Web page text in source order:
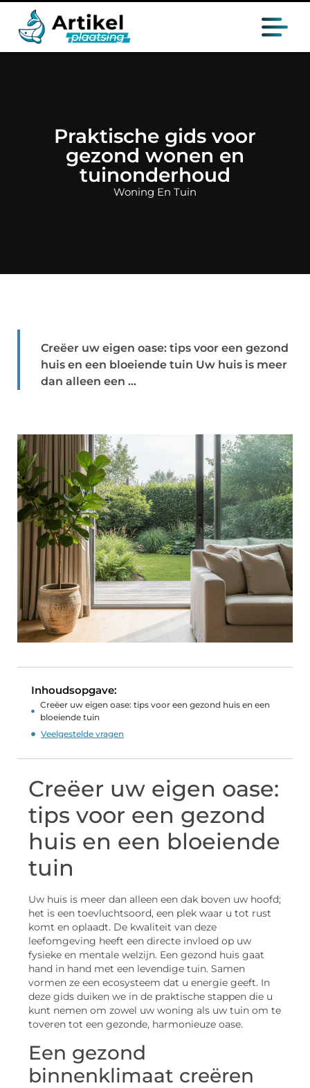
Praktische gids voor
gezond wonen en
tuinonderhoud
Woning En Tuin
Creëer uw eigen oase: tips voor een gezond
huis en een bloeiende tuin Uw huis is meer
dan alleen een ...
Inhoudsopgave:
Creëer uw eigen oase: tips voor een gezond huis en een
bloeiende tuin
Veelgestelde vragen
Creëer uw eigen oase:
tips voor een gezond
huis en een bloeiende
tuin
Uw huis is meer dan alleen een dak boven uw hoofd;
het is een toevluchtsoord, een plek waar u tot rust
komt en oplaadt. De kwaliteit van deze
leefomgeving heeft een directe invloed op uw
fysieke en mentale welzijn. Een gezond huis gaat
hand in hand met een levendige tuin. Samen
vormen ze een ecosysteem dat u energie geeft. In
deze gids duiken we in de praktische stappen die u
kunt nemen om zowel uw woning als uw tuin om te
toveren tot een gezonde, harmonieuze oase.
Een gezond
binnenklimaat creëren